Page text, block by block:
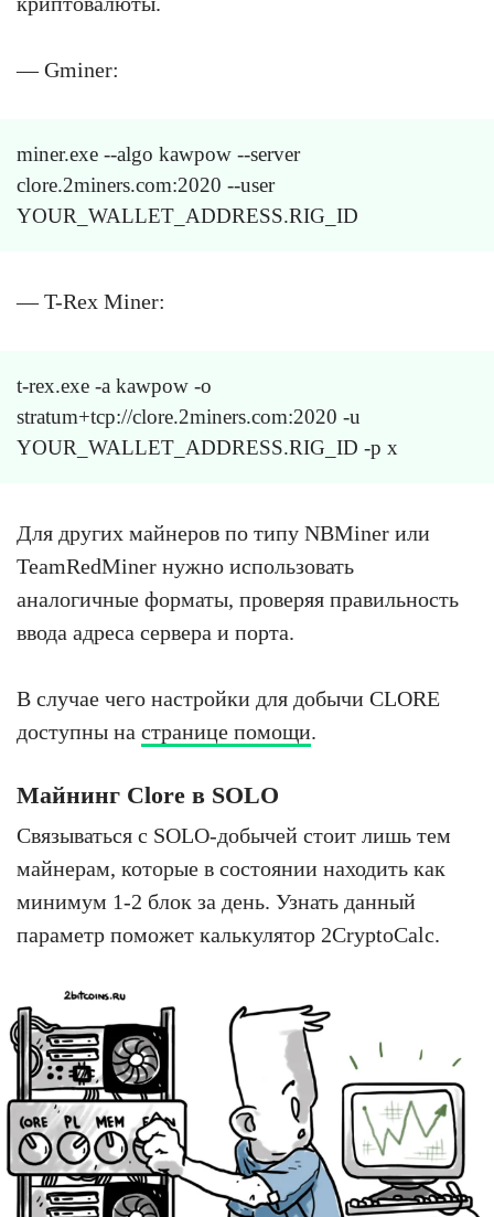
— Gminer:
miner.exe --algo kawpow --server
clore.2miners.com:2020 --user
YOUR_WALLET_ADDRESS.RIG_ID
— T-Rex Miner:
t-rex.exe -a kawpow -o
stratum+tcp://clore.2miners.com:2020 -u
YOUR_WALLET_ADDRESS.RIG_ID -p x
Для других майнеров по типу NBMiner или
TeamRedMiner нужно использовать
аналогичные форматы, проверяя правильность
ввода адреса сервера и порта.
В случае чего настройки для добычи CLORE
доступны на странице помощи.
Майнинг Clore в SOLO
Связываться с SOLO-добычей стоит лишь тем
майнерам, которые в состоянии находить как
минимум 1-2 блок за день. Узнать данный
параметр поможет калькулятор 2CryptoCalc.